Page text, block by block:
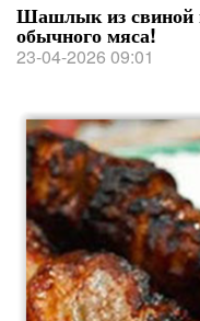
Шашлык из свиной
обычного мяса!
23-04-2026 09:01